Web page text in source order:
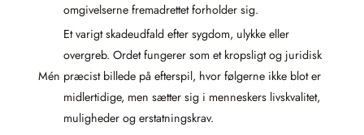
omgivelserne fremadrettet forholder sig.
Mén
Et varigt skadeudfald efter sygdom, ulykke eller
overgreb. Ordet fungerer som et kropsligt og juridisk
præcist billede på efterspil, hvor følgerne ikke blot er
midlertidige, men sætter sig i menneskers livskvalitet,
muligheder og erstatningskrav.